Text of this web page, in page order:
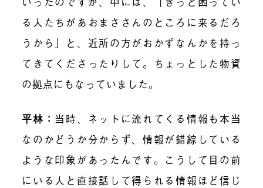
る人たちがあおまささんのところに来るだろ
うから」と、近所の方がおかずなんかを持っ
てきてくださったりして。ちょっとした物資
の拠点にもなっていました。
平林： 当時、ネットに流れてくる情報も本当
なのかどうか分からず、情報が錯綜している
ような印象があったんです。こうして目の前
にいる人と直接話して得られる情報ほど信じ